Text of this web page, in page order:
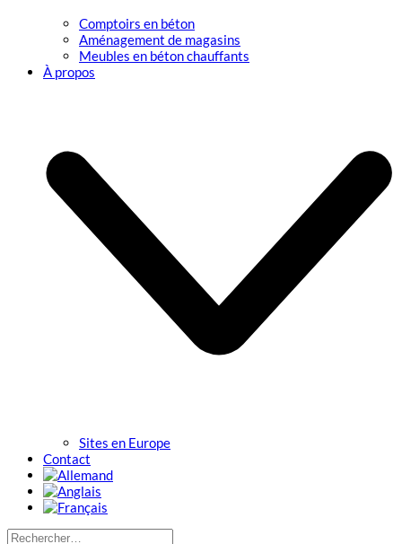
Comptoirs en béton
Aménagement de magasins
Meubles en béton chauffants
À propos
Sites en Europe
Contact